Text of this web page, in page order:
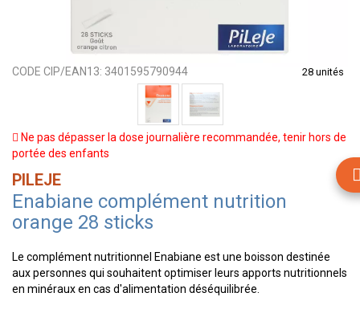
CODE CIP/EAN13: 3401595790944 28 unités
Ne pas dépasser la dose journalière recommandée, tenir hors de
portée des enfants
PILEJE
Enabiane complément nutrition
orange 28 sticks
Le complément nutritionnel Enabiane est une boisson destinée
aux personnes qui souhaitent optimiser leurs apports nutritionnels
en minéraux en cas d'alimentation déséquilibrée.